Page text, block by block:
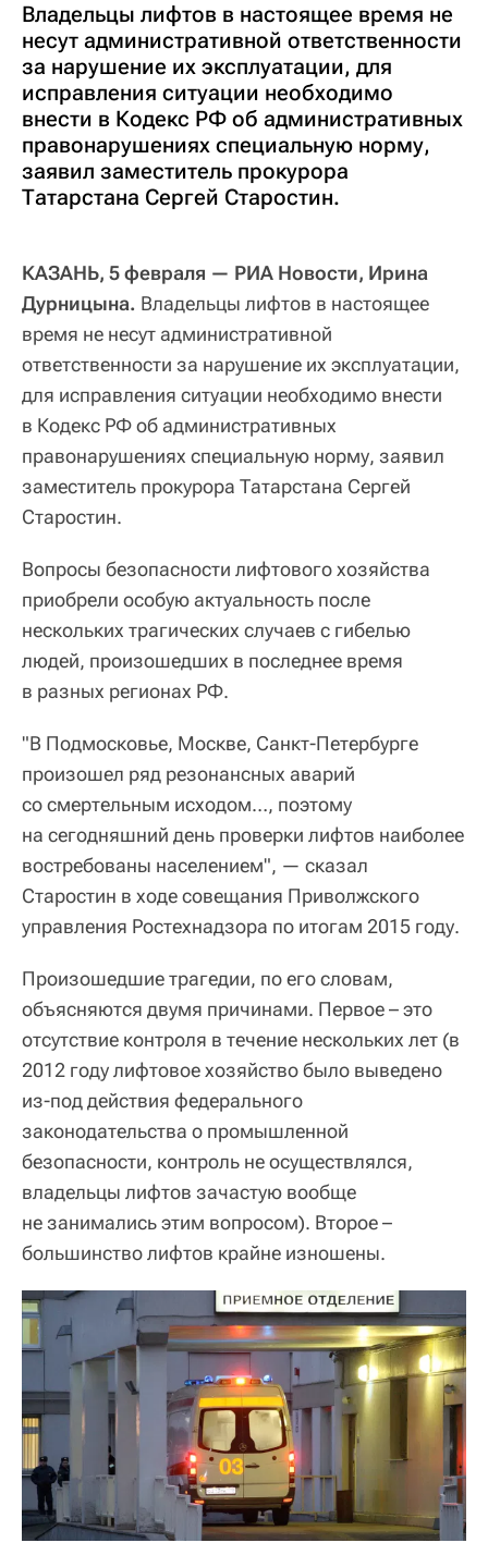
Владельцы лифтов в настоящее время не
несут административной ответственности
за нарушение их эксплуатации, для
исправления ситуации необходимо
внести в Кодекс РФ об административных
правонарушениях специальную норму,
заявил заместитель прокурора
Татарстана Сергей Старостин.
КАЗАНЬ, 5 февраля — РИА Новости, Ирина
Дурницына. Владельцы лифтов в настоящее
время не несут административной
ответственности за нарушение их эксплуатации,
для исправления ситуации необходимо внести
в Кодекс РФ об административных
правонарушениях специальную норму, заявил
заместитель прокурора Татарстана Сергей
Старостин.
Вопросы безопасности лифтового хозяйства
приобрели особую актуальность после
нескольких трагических случаев с гибелью
людей, произошедших в последнее время
в разных регионах РФ.
"В Подмосковье, Москве, Санкт-Петербурге
произошел ряд резонансных аварий
со смертельным исходом…, поэтому
на сегодняшний день проверки лифтов наиболее
востребованы населением", — сказал
Старостин в ходе совещания Приволжского
управления Ростехнадзора по итогам 2015 году.
Произошедшие трагедии, по его словам,
объясняются двумя причинами. Первое – это
отсутствие контроля в течение нескольких лет (в
2012 году лифтовое хозяйство было выведено
из-под действия федерального
законодательства о промышленной
безопасности, контроль не осуществлялся,
владельцы лифтов зачастую вообще
не занимались этим вопросом). Второе –
большинство лифтов крайне изношены.